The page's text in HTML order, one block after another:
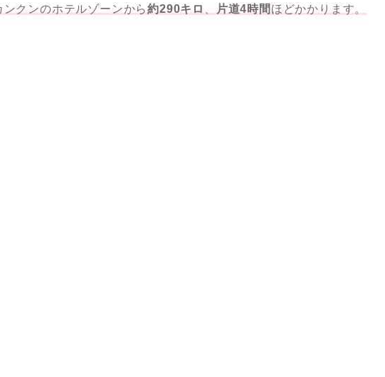
ンクンのホテルゾーンから約290キロ 片道4時間 ほどかかります。